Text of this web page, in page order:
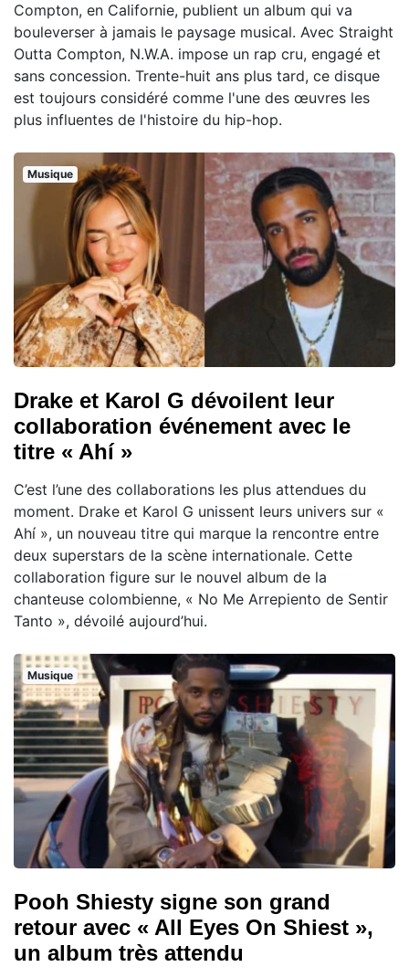
Compton, en Californie, publient un album qui va
bouleverser à jamais le paysage musical. Avec Straight
Outta Compton, N.W.A. impose un rap cru, engagé et
sans concession. Trente-huit ans plus tard, ce disque
est toujours considéré comme l'une des œuvres les
plus influentes de l'histoire du hip-hop.
Musique
Drake et Karol G dévoilent leur
collaboration événement avec le
titre « Ahí »
C’est l’une des collaborations les plus attendues du
moment. Drake et Karol G unissent leurs univers sur «
Ahí », un nouveau titre qui marque la rencontre entre
deux superstars de la scène internationale. Cette
collaboration figure sur le nouvel album de la
chanteuse colombienne, « No Me Arrepiento de Sentir
Tanto », dévoilé aujourd’hui.
Musique
Pooh Shiesty signe son grand
retour avec « All Eyes On Shiest »,
un album très attendu